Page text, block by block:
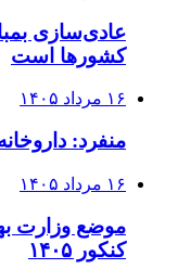
عادی‌سازی
کشورها است
۱۶ مرداد ۱۴۰۵
منفرد:
۱۶ مرداد ۱۴۰۵
موضع وزارت
کنکور ۱۴۰۵